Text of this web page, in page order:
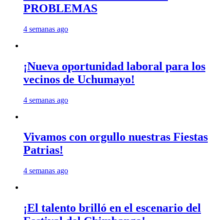
PROBLEMAS
4 semanas ago
¡Nueva oportunidad laboral para los
vecinos de Uchumayo!
4 semanas ago
Vivamos con orgullo nuestras Fiestas
Patrias!
4 semanas ago
¡El talento brilló en el escenario del